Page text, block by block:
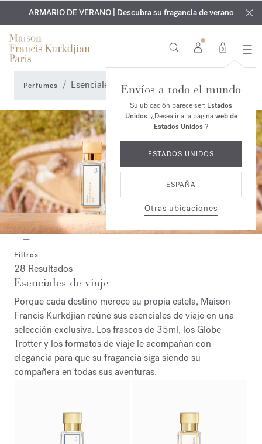
EXCLUSIVO | Descubra la nueva fragancia OUD
velvet mood
en su pedido*
GRABADO GRATUITO | En todas las fragancias y aceites
corporales hasta el 9 de agosto
ARMARIO DE VERANO | Descubra su fragancia de verano
0
Envíos a todo el mundo
Su ubicación parece ser: Estados
Unidos. ¿Desea ir a la páginaweb de
Estados Unidos?
ESTADOS UNIDOS
ESPAÑA
Otras ubicaciones
Perfumes Esenciales de viaje
Filtros
28 Resultados
Esenciales de viaje
Porque cada destino merece su propia estela, Maison
Francis Kurkdjian reúne sus esenciales de viaje en una
selección exclusiva. Los frascos de 35ml, los Globe
Trotter y los formatos de viaje le acompañan con
elegancia para que su fragancia siga siendo su
compañera en todas sus aventuras.